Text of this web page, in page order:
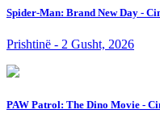
Spider-Man: Brand New Day -
Prishtinë - 2 Gusht, 2026
PAW Patrol: The Dino Movie -